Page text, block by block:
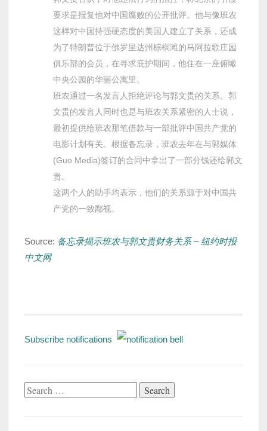
要求是报复他对中国腐败的公开批评。他与像班农
这样对中国持强硬态度的美国人建立了关系，还成
为了特朗普位于佛罗里达州棕榈滩的马阿拉歌庄园
俱乐部的会员，在寻求庇护期间，他住在一座俯瞰
中央公园的华丽公寓里。
班农通过一名发言人拒绝评论与郭文贵的关系。郭
文贵的发言人同时也是与班农关系紧密的人士说，
最初提供给班农那笔借款与一部批评中国共产党的
电影计划有关。根据备忘录，班农去年在与郭媒体
(Guo Media)签订的合同中拿出了一部分钱还给郭文
贵。
这两个人的助手均表示，他们的关系源于对中国共
产党的一致鄙视。
Source: 备忘录揭示班农与郭文贵财务关系 – 纽约时报
中文网
Subscribe notifications
Search